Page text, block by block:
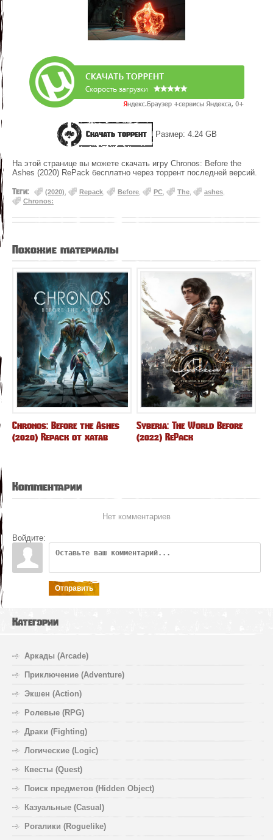
Скачать торрент Размер: 4.24 GB
На этой странице вы можете скачать игру Chronos: Before the
Ashes (2020) RePack бесплатно через торрент последней версий.
Теги: (2020) Repack Before PC The ashes
Chronos:
Похожие материалы
Chronos: Before the Ashes
(2020) Repack от xatab
Syberia: The World Before
(2022) RePack
Комментарии
Нет комментариев
Войдите:
Отправить
Категории
Аркады (Arcade)
Приключение (Adventure)
Экшен (Action)
Ролевые (RPG)
Драки (Fighting)
Логические (Logic)
Квесты (Quest)
Поиск предметов (Hidden Object)
Казуальные (Casual)
Рогалики (Roguelike)